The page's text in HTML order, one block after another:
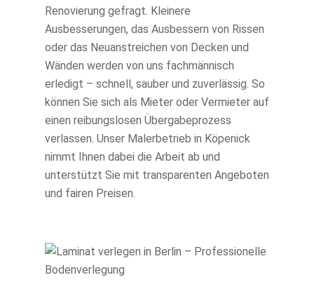
Renovierung gefragt. Kleinere
Ausbesserungen, das Ausbessern von Rissen
oder das Neuanstreichen von Decken und
Wänden werden von uns fachmännisch
erledigt – schnell, sauber und zuverlässig. So
können Sie sich als Mieter oder Vermieter auf
einen reibungslosen Übergabeprozess
verlassen. Unser Malerbetrieb in Köpenick
nimmt Ihnen dabei die Arbeit ab und
unterstützt Sie mit transparenten Angeboten
und fairen Preisen.